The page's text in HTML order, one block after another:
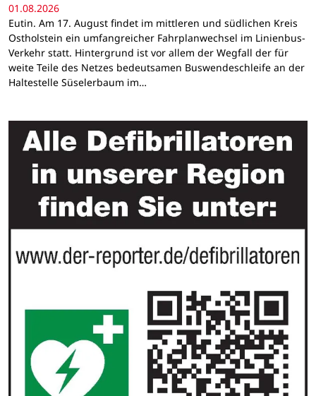
01.08.2026
Eutin. Am 17. August findet im mittleren und südlichen Kreis
Ostholstein ein umfangreicher Fahrplanwechsel im Linienbus-
Verkehr statt. Hintergrund ist vor allem der Wegfall der für
weite Teile des Netzes bedeutsamen Buswendeschleife an der
Haltestelle Süselerbaum im…